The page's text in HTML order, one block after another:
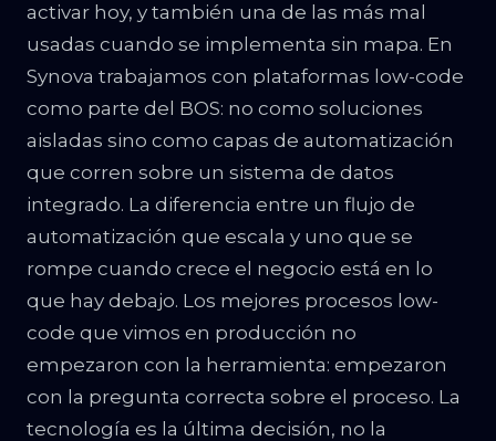
activar hoy, y también una de las más mal
usadas cuando se implementa sin mapa. En
Synova trabajamos con plataformas low-code
como parte del BOS: no como soluciones
aisladas sino como capas de automatización
que corren sobre un sistema de datos
integrado. La diferencia entre un flujo de
automatización que escala y uno que se
rompe cuando crece el negocio está en lo
que hay debajo. Los mejores procesos low-
code que vimos en producción no
empezaron con la herramienta: empezaron
con la pregunta correcta sobre el proceso. La
tecnología es la última decisión, no la